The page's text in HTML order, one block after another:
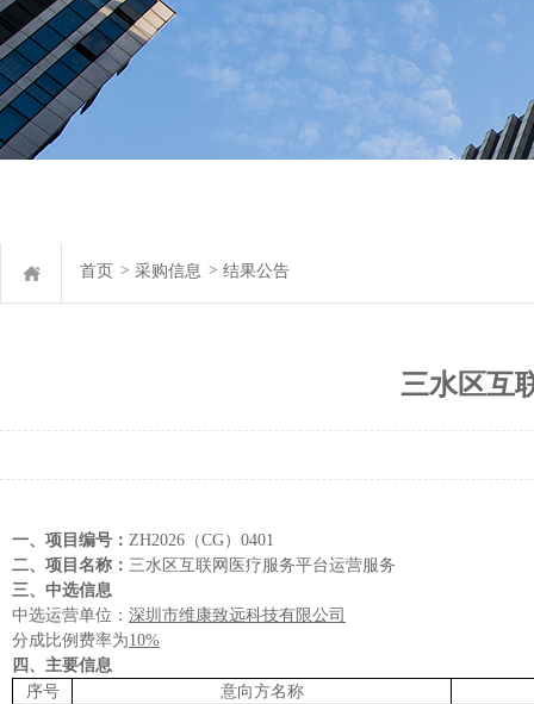
首页 > 采购信息 > 结果公告
三水区互
一、项目编号： ZH2026（CG）0401
二、项目名称： 三水区互联网医疗服务平台运营服务
三、中选信息
中选运营单位： 深圳市维康致远科技有限公司
分成比例费率为10%
四、主要信息
序号
意向方名称